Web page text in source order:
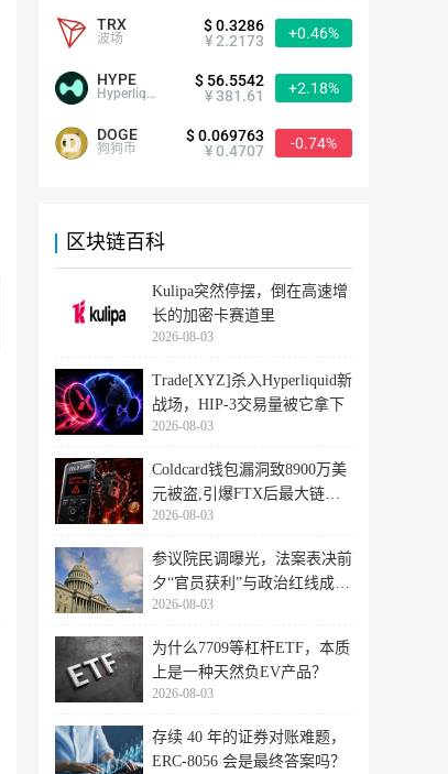
TRX
波场
$ 0.3286
¥ 2.2173
+0.46%
HYPE
Hyperliquid
$ 56.5542
¥ 381.61
+2.18%
DOGE
狗狗币
$ 0.069763
¥ 0.4707
-0.74%
区块链百科
Kulipa突然停摆，倒在高速增
长的加密卡赛道里
2026-08-03
Trade[XYZ]杀入Hyperliquid新
战场，HIP-3交易量被它拿下
2026-08-03
Coldcard钱包漏洞致8900万美
元被盗,引爆FTX后最大链上
迁移潮
2026-08-03
参议院民调曝光，法案表决前
夕“官员获利”与政治红线成最
大
2026-08-03
为什么7709等杠杆ETF，本质
上是一种天然负EV产品？
2026-08-03
存续 40 年的证券对账难题，
ERC-8056 会是最终答案吗？